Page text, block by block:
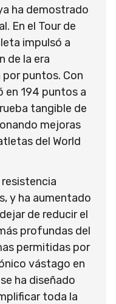
ha demostrado
En el Tour de
impulsó a
de la era
puntos. Con
en 194 puntos a
tangible de
mejoras
del World
resistencia
y ha aumentado
de reducir el
profundas del
permitidas por
vástago en
ha diseñado
toda la